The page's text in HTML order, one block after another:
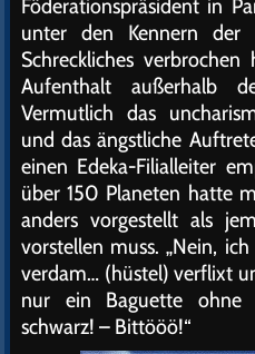
Föderationspräsident in
unter den Kennern der
Schreckliches
Aufenthalt außerhalb
Vermutlich das
und das ängstliche
einen Edeka-Filialleiter
über 150 Planeten hatte
anders vorgestellt als
vorstellen muss. „Nein,
verdam… (hüstel) verflixt
nur ein Baguette ohne
schwarz! – Bittööö!“